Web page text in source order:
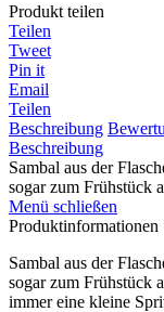
Produkt teilen
Teilen
Tweet
Pin it
Email
Teilen
Beschreibung
Beschreibung
Sambal aus der
sogar zum Frühstück
Menü schließen
Produktinformationen
Sambal aus der
sogar zum Frühstück
immer eine kleine